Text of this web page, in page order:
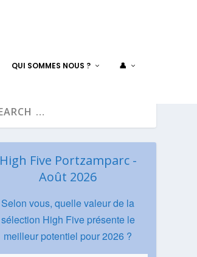
QUI SOMMES NOUS ? 👤
High Five Portzamparc -
Août 2026
Selon vous, quelle valeur de la
sélection High Five présente le
meilleur potentiel pour 2026 ?